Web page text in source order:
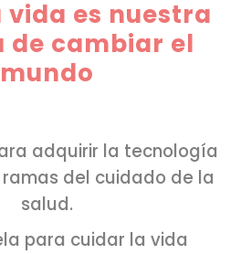
vida es nuestra
de cambiar el
mundo
adquirir la tecnología
del cuidado de la
salud.
para cuidar la vida